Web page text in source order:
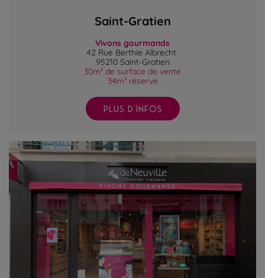
Saint-Gratien
Vivons gourmands
42 Rue Berthie Albrecht
95210 Saint-Gratien
30m² de surface de vente
34m² réserve
PLUS D'INFOS